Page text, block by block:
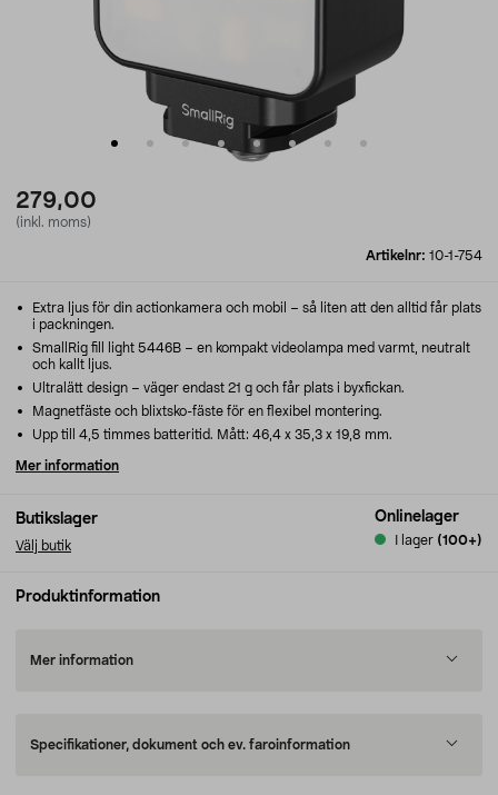
279,00
(inkl. moms)
Artikelnr: 10-1-754
Butikslager
Välj butik
Onlinelager
I lager (100+)
Extra ljus för din actionkamera och mobil – så liten att den alltid får plats
i packningen.
SmallRig fill light 5446B – en kompakt videolampa med varmt, neutralt
och kallt ljus.
Ultralätt design – väger endast 21 g och får plats i byxfickan.
Magnetfäste och blixtsko-fäste för en flexibel montering.
Upp till 4,5 timmes batteritid. Mått: 46,4 x 35,3 x 19,8 mm.
Mer information
Produktinformation
Mer information
Specifikationer, dokument och ev. faroinformation